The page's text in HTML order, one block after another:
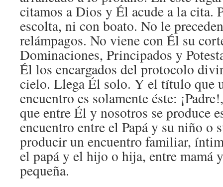
citamos a Dios y Él acude a la cita.
escolta, ni con boato. No le
relámpagos. No viene con Él su
Dominaciones, Principados y
Él los encargados del protocolo
cielo. Llega Él solo. Y el título que
encuentro es solamente éste:
que entre Él y nosotros se produce
encuentro entre el Papá y su niño o
producir un encuentro familiar,
el papá y el hijo o hija, entre mamá
pequeña.